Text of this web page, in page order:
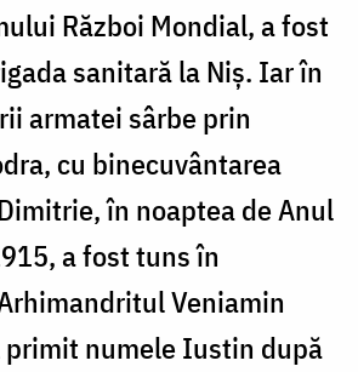
Război Mondial, a fost
sanitară la Niș. Iar în
armatei sârbe prin
cu binecuvântarea
în noaptea de Anul
a fost tuns în
Veniamin
primit numele Iustin după